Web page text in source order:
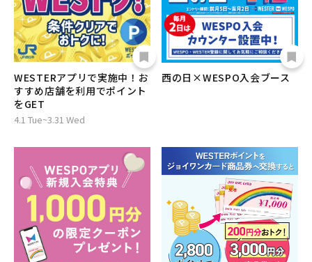
WESTERアプリで実施中！お
すすめ店舗を利用でポイント
をGET
4.1 Tue~3.31 Wed
西の日×WESPO入会ブース